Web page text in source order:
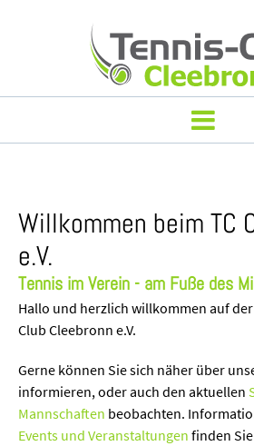
Willkommen beim TC
e.V.
Tennis im Verein - am Fuße des
Hallo und herzlich willkommen auf
Club Cleebronn e.V.
Gerne können Sie sich näher über
informieren, oder auch den aktuellen
Mannschaften beobachten.
Events und Veranstaltungen finden